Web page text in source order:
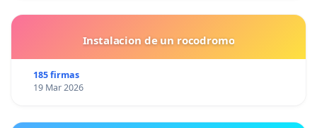
Instalacion de un rocodromo
185 firmas
19 Mar 2026